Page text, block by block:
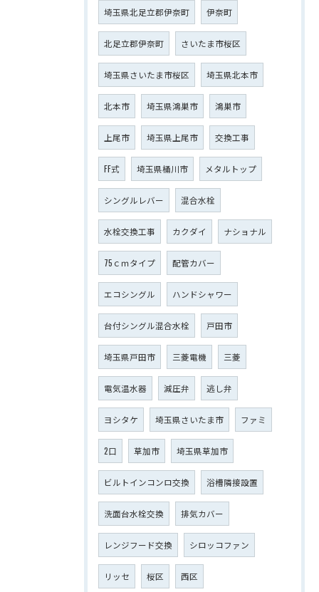
埼玉県北足立郡伊奈町 伊奈町
北足立郡伊奈町 さいたま市桜区
埼玉県さいたま市桜区 埼玉県北本市
北本市 埼玉県鴻巣市 鴻巣市
上尾市 埼玉県上尾市 交換工事
FF式 埼玉県桶川市 メタルトップ
シングルレバー 混合水栓
水栓交換工事 カクダイ ナショナル
75ｃｍタイプ 配管カバー
エコシングル ハンドシャワー
台付シングル混合水栓 戸田市
埼玉県戸田市 三菱電機 三菱
電気温水器 減圧弁 逃し弁
ヨシタケ 埼玉県さいたま市 ファミ
2口 草加市 埼玉県草加市
ビルトインコンロ交換 浴槽隣接設置
洗面台水栓交換 排気カバー
レンジフード交換 シロッコファン
リッセ 桜区 西区